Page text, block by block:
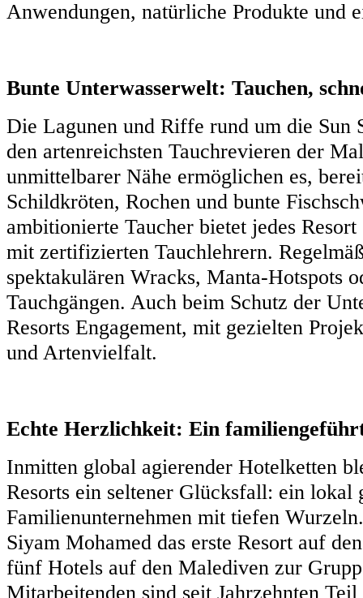
Anwendungen, natürliche Produkte und
Bunte Unterwasserwelt: Tauchen,
Die Lagunen und Riffe rund um die Sun
den artenreichsten Tauchrevieren der
unmittelbarer Nähe ermöglichen es,
Schildkröten, Rochen und bunte
ambitionierte Taucher bietet jedes
mit zertifizierten Tauchlehrern.
spektakulären Wracks, Manta-Hotspots
Tauchgängen. Auch beim Schutz der
Resorts Engagement, mit gezielten
und Artenvielfalt.
Echte Herzlichkeit: Ein
Inmitten global agierender Hotelketten
Resorts ein seltener Glücksfall: ein lokal
Familienunternehmen mit tiefen
Siyam Mohamed das erste Resort auf
fünf Hotels auf den Malediven zur
Mitarbeitenden sind seit Jahrzehnten Teil